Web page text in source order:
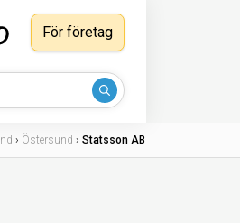
För företag
› Östersund › Statsson AB